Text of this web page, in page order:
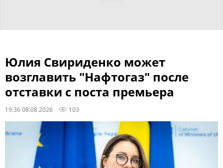
Юлия Свириденко может
возглавить "Нафтогаз" после
отставки с поста премьера
19:36 08.08.2026 103